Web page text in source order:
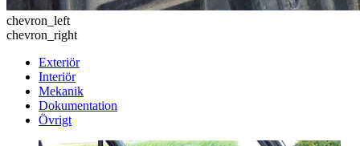
chevron_left
chevron_right
Exteriör
Interiör
Mekanik
Dokumentation
Övrigt